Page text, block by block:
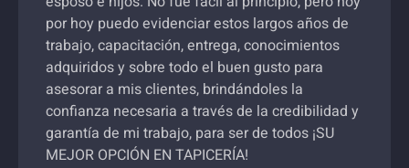
por hoy puedo evidenciar estos largos años de
trabajo, capacitación, entrega, conocimientos
adquiridos y sobre todo el buen gusto para
asesorar a mis clientes, brindándoles la
confianza necesaria a través de la credibilidad y
garantía de mi trabajo, para ser de todos ¡SU
MEJOR OPCIÓN EN TAPICERÍA!